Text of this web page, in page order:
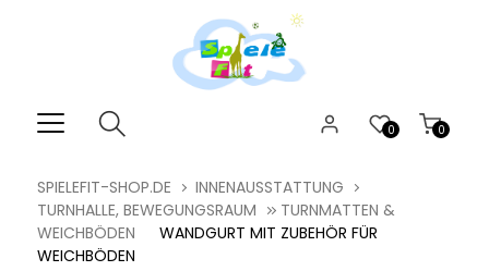
0
0
SPIELEFIT-SHOP.DE
INNENAUSSTATTUNG
TURNHALLE, BEWEGUNGSRAUM
TURNMATTEN &
WEICHBÖDEN
WANDGURT MIT ZUBEHÖR FÜR
WEICHBÖDEN